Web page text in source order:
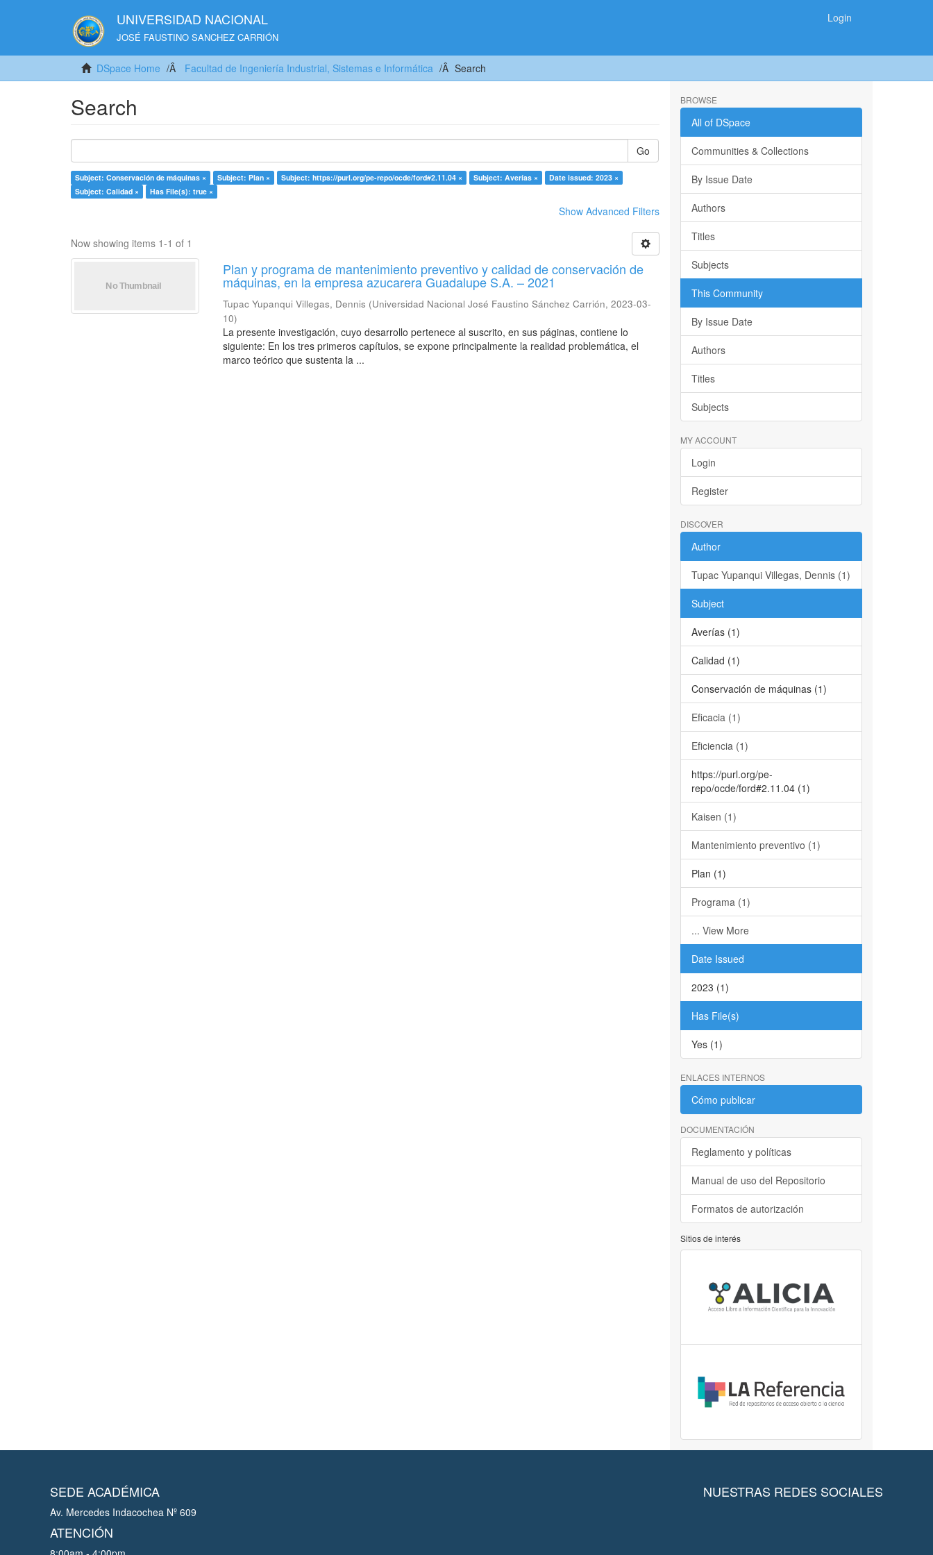
UNIVERSIDAD NACIONAL
JOSÉ FAUSTINO SANCHEZ CARRIÓN
Login
DSpace Home Facultad de Ingeniería Industrial, Sistemas e Informática Search
Search
Go
Subject: Conservación de máquinas × Subject: Plan × Subject: https://purl.org/pe-repo/ocde/ford#2.11.04 × Subject: Averías ×
Date issued: 2023 ×
Subject: Calidad ×
Has File(s): true ×
Show Advanced Filters
Now showing items 1-1 of 1
Plan y programa de mantenimiento preventivo y calidad de conservación de
máquinas, en la empresa azucarera Guadalupe S.A. – 2021
Tupac Yupanqui Villegas, Dennis (Universidad Nacional José Faustino Sánchez Carrión,2023-03-
10)
La presente investigación, cuyo desarrollo pertenece al suscrito, en sus páginas, contiene lo
siguiente: En los tres primeros capítulos, se expone principalmente la realidad problemática, el
marco teórico que sustenta la ...
BROWSE
All of DSpace
Communities & Collections
By Issue Date
Authors
Titles
Subjects
This Community
By Issue Date
Authors
Titles
Subjects
MY ACCOUNT
Login
Register
DISCOVER
Author
Tupac Yupanqui Villegas, Dennis (1)
Subject
Averías (1)
Calidad (1)
Conservación de máquinas (1)
Eficacia (1)
Eficiencia (1)
https://purl.org/pe-
repo/ocde/ford#2.11.04 (1)
Kaisen (1)
Mantenimiento preventivo (1)
Plan (1)
Programa (1)
... View More
Date Issued
2023 (1)
Has File(s)
Yes (1)
ENLACES INTERNOS
Cómo publicar
DOCUMENTACIÓN
Reglamento y políticas
Manual de uso del Repositorio
Formatos de autorización
Sitios de interés
SEDE ACADÉMICA
Av. Mercedes Indacochea Nº 609
ATENCIÓN
NUESTRAS REDES SOCIALES